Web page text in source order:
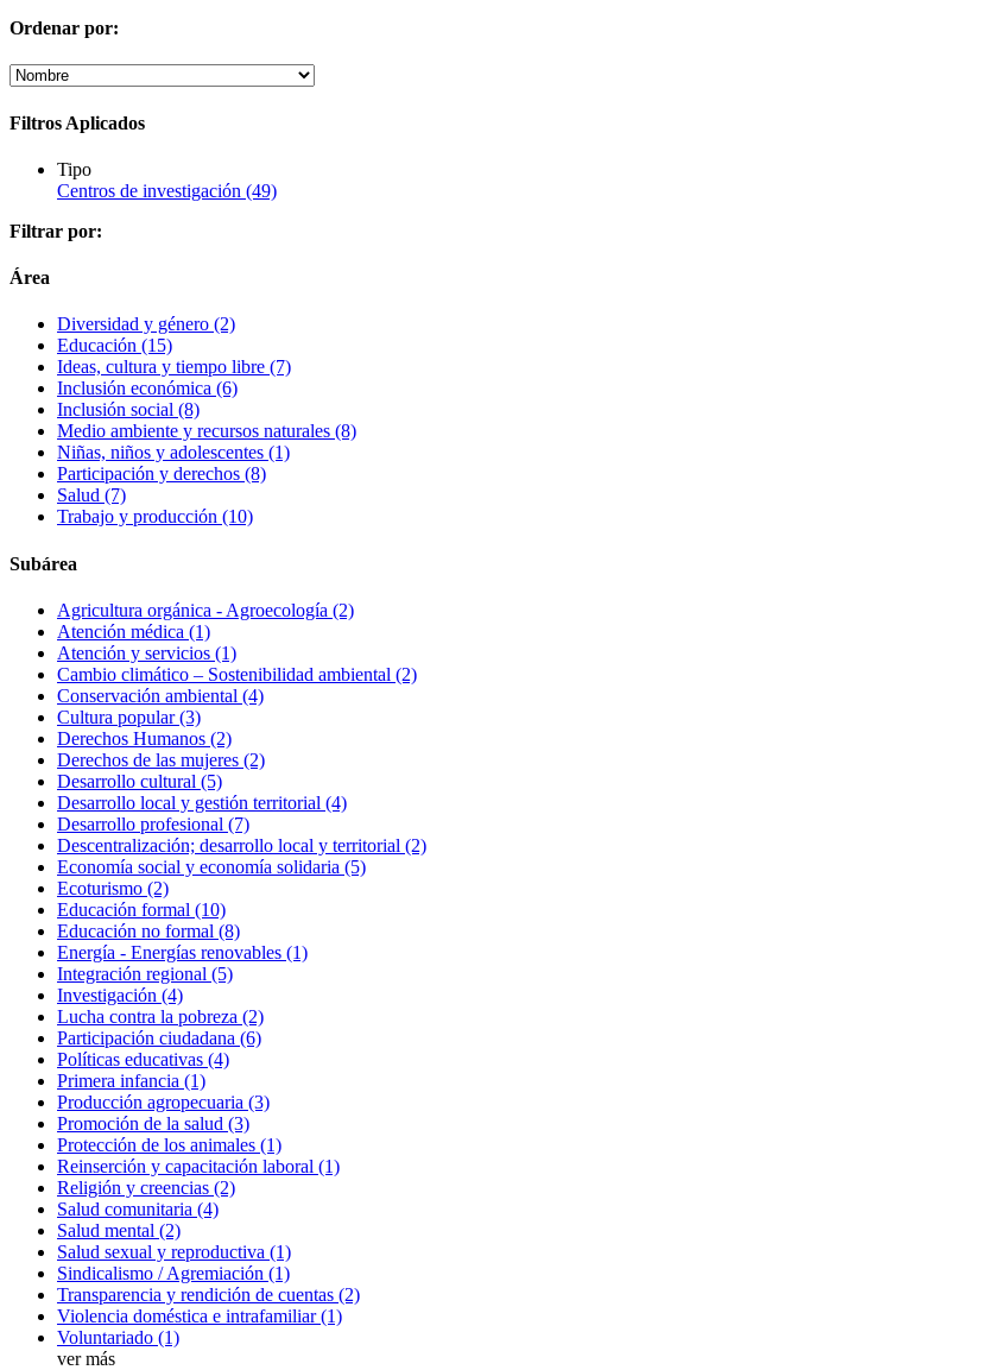
Ordenar por:
Filtros Aplicados
Tipo
Centros de investigación (49)
Filtrar por:
Área
Diversidad y género (2)
Educación (15)
Ideas, cultura y tiempo libre (7)
Inclusión económica (6)
Inclusión social (8)
Medio ambiente y recursos naturales (8)
Niñas, niños y adolescentes (1)
Participación y derechos (8)
Salud (7)
Trabajo y producción (10)
Subárea
Agricultura orgánica - Agroecología (2)
Atención médica (1)
Atención y servicios (1)
Cambio climático – Sostenibilidad ambiental (2)
Conservación ambiental (4)
Cultura popular(3)
Derechos Humanos (2)
Derechos de las mujeres (2)
Desarrollo cultural (5)
Desarrollo local y gestión territorial (4)
Desarrollo profesional (7)
Descentralización; desarrollo local y territorial (2)
Economía social y economía solidaria (5)
Ecoturismo (2)
Educación formal (10)
Educación no formal (8)
Energía - Energías renovables (1)
Integración regional (5)
Investigación (4)
Lucha contra la pobreza (2)
Participación ciudadana (6)
Políticas educativas (4)
Primera infancia (1)
Producción agropecuaria (3)
Promoción de la salud (3)
Protección de los animales (1)
Reinserción y capacitación laboral (1)
Religión y creencias (2)
Salud comunitaria (4)
Salud mental (2)
Salud sexual y reproductiva (1)
Sindicalismo / Agremiación (1)
Transparencia y rendición de cuentas (2)
Violencia doméstica e intrafamiliar(1)
Voluntariado (1)
ver más